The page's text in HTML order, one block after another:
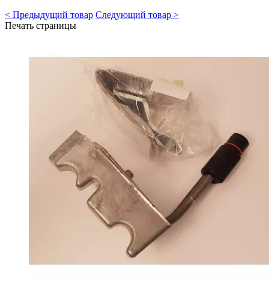
< Предыдущий товар Следующий товар >
Печать страницы